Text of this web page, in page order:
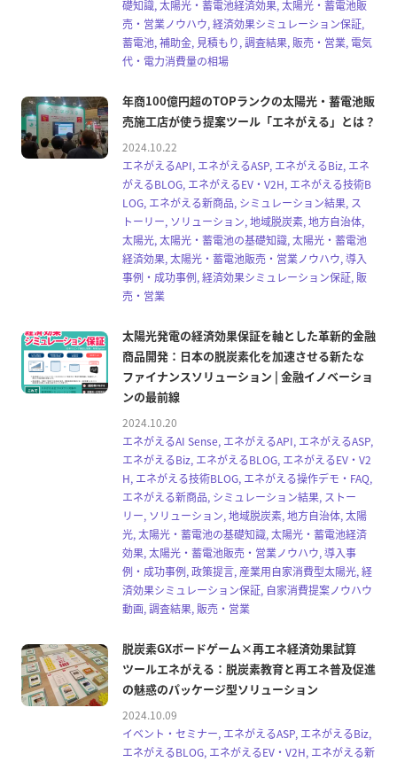
礎知識, 太陽光・蓄電池経済効果, 太陽光・蓄電池販
売・営業ノウハウ, 経済効果シミュレーション保証,
蓄電池, 補助金, 見積もり, 調査結果, 販売・営業, 電気
代・電力消費量の相場
年商100億円超のTOPランクの太陽光・蓄電池販
売施工店が使う提案ツール「エネがえる」とは？
2024.10.22
エネがえるAPI, エネがえるASP, エネがえるBiz, エネ
がえるBLOG, エネがえるEV・V2H, エネがえる技術B
LOG, エネがえる新商品, シミュレーション結果, ス
トーリー, ソリューション, 地域脱炭素, 地方自治体,
太陽光, 太陽光・蓄電池の基礎知識, 太陽光・蓄電池
経済効果, 太陽光・蓄電池販売・営業ノウハウ, 導入
事例・成功事例, 経済効果シミュレーション保証, 販
売・営業
太陽光発電の経済効果保証を軸とした革新的金融
商品開発：日本の脱炭素化を加速させる新たな
ファイナンスソリューション | 金融イノベーショ
ンの最前線
2024.10.20
エネがえるAI Sense, エネがえるAPI, エネがえるASP,
エネがえるBiz, エネがえるBLOG, エネがえるEV・V2
H, エネがえる技術BLOG, エネがえる操作デモ・FAQ,
エネがえる新商品, シミュレーション結果, ストー
リー, ソリューション, 地域脱炭素, 地方自治体, 太陽
光, 太陽光・蓄電池の基礎知識, 太陽光・蓄電池経済
効果, 太陽光・蓄電池販売・営業ノウハウ, 導入事
例・成功事例, 政策提言, 産業用自家消費型太陽光, 経
済効果シミュレーション保証, 自家消費提案ノウハウ
動画, 調査結果, 販売・営業
脱炭素GXボードゲーム×再エネ経済効果試算
ツールエネがえる：脱炭素教育と再エネ普及促進
の魅惑のパッケージ型ソリューション
2024.10.09
イベント・セミナー, エネがえるASP, エネがえるBiz,
エネがえるBLOG, エネがえるEV・V2H, エネがえる新